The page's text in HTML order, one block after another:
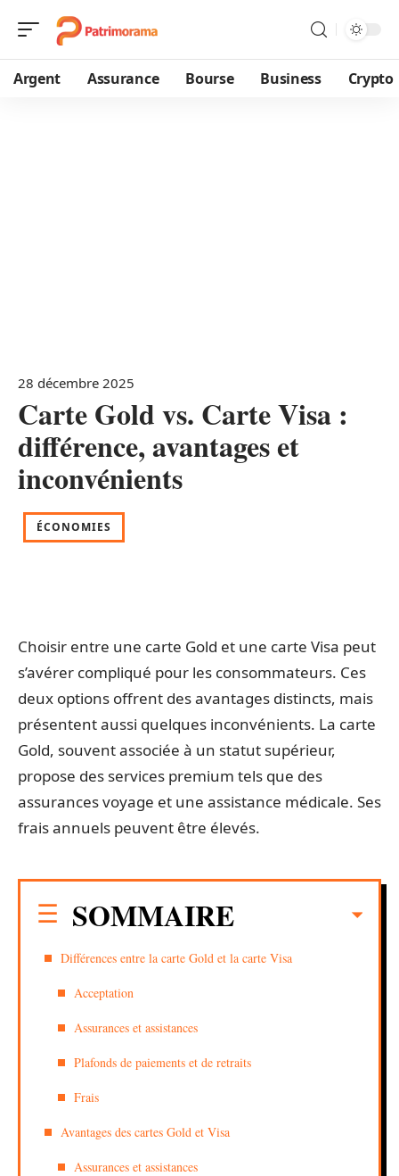
Argent Assurance Bourse Business Crypto
28 décembre 2025
Carte Gold vs. Carte Visa :
différence, avantages et
inconvénients
ÉCONOMIES
Choisir entre une carte Gold et une carte Visa peut
s’avérer compliqué pour les consommateurs. Ces
deux options offrent des avantages distincts, mais
présentent aussi quelques inconvénients. La carte
Gold, souvent associée à un statut supérieur,
propose des services premium tels que des
assurances voyage et une assistance médicale. Ses
frais annuels peuvent être élevés.
SOMMAIRE
Différences entre la carte Gold et la carte Visa
Acceptation
Assurances et assistances
Plafonds de paiements et de retraits
Frais
Avantages des cartes Gold et Visa
Assurances et assistances